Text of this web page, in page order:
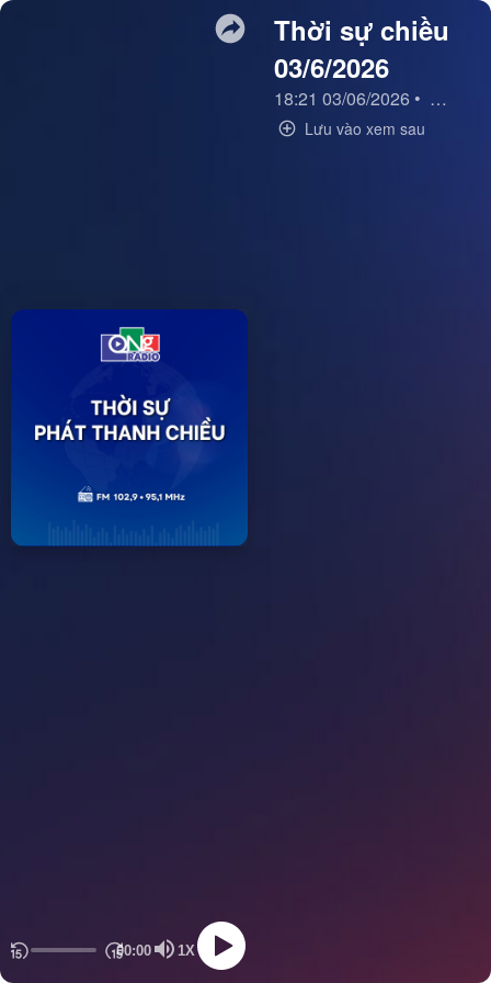
Thời sự chiều
03/6/2026
18:21 03/06/2026 • Thời
Lưu vào xem sau
00:00 1X